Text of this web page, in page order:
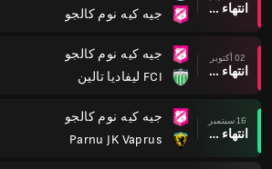
انتهاء وقت المباراة
جيه كيه نوم كالجو
02 أكتوبر
انتهاء وقت المباراة
جيه كيه نوم كالجو
FCI ليفاديا تالين
16 سبتمبر
انتهاء وقت المباراة
جيه كيه نوم كالجو
Parnu JK Vaprus